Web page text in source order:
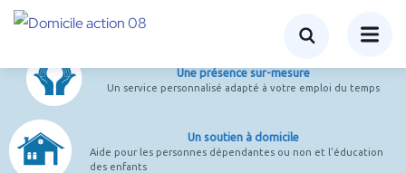
L'aide à domicile dans les Ardennes
Une présence sur-mesure
Un service personnalisé adapté à votre emploi du temps
Un soutien à domicile
Aide pour les personnes dépendantes ou non et l'éducation
des enfants